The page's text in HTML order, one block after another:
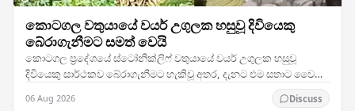
කොටගල වතුයායේ වයර් උගුලක හසුවූ දිවියෙකු
බේරාගැනීමට සමත් වෙයි
කොටගල ප්‍රදේශයේ ස්ටෝනික්ලිෆ් වතුයායේ වයර් උගුලක හසුවූ
දිවියෙකු සාර්ථකව බේරාගැනීමට හැකිවූ අතර, දැනට එම සතාට වෛද්‍ය
06 Aug 2026 Discuss